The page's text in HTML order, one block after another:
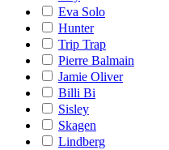
Eva Solo
Hunter
Trip Trap
Pierre Balmain
Jamie Oliver
Billi Bi
Sisley
Skagen
Lindberg